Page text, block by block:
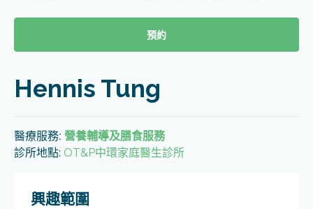
預約
Hennis Tung
醫療服務: 營養輔導及膳食服務
診所地點: OT&P中環家庭醫生診所
興趣範圍